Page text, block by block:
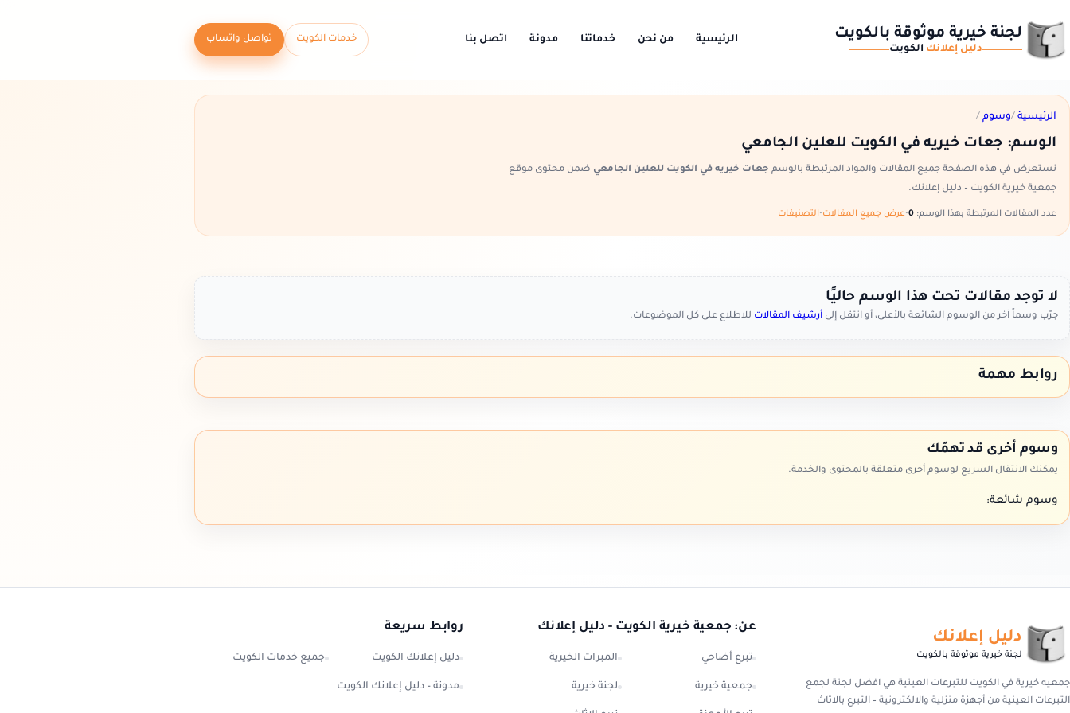
لجنة خيرية موثوقة بالكويت
دليل إعلانك الكويت
الرئيسية من نحن خدماتنا مدونة اتصل بنا خدمات الكويت تواصل واتساب
الرئيسية /وسوم /
الوسم: جعات خيريه في الكويت للعلين الجامعي
نستعرض في هذه الصفحة جميع المقالات والمواد المرتبطة بالوسم جعات خيريه في الكويت للعلين الجامعي ضمن محتوى موقع
جمعية خيرية الكويت – دليل إعلانك.
عدد المقالات المرتبطة بهذا الوسم: •عرض جميع المقالات•التصنيفات
لا توجد مقالات تحت هذا الوسم حاليًا
جرّب وسماً آخر من الوسوم الشائعة بالأعلى، أو انتقل إلى أرشيف المقالات للاطلاع على كل الموضوعات.
روابط مهمة
وسوم أخرى قد تهمّك
يمكنك الانتقال السريع لوسوم أخرى متعلقة بالمحتوى والخدمة.
وسوم شائعة:
دليل إعلانك
لجنة خيرية موثوقة بالكويت
جمعيه خيرية في الكويت للتبرعات العينية هي افضل لجنة لجمع
التبرعات العينية من أجهزة منزلية والالكترونية – التبرع بالاثاث
عن: جمعية خيرية الكويت - دليل إعلانك
تبرع أضاحي المبرات الخيرية
جمعية خيرية لجنة خيرية
روابط سريعة
دليل إعلانك الكويت جميع خدمات الكويت
مدونة – دليل إعلانك الكويت